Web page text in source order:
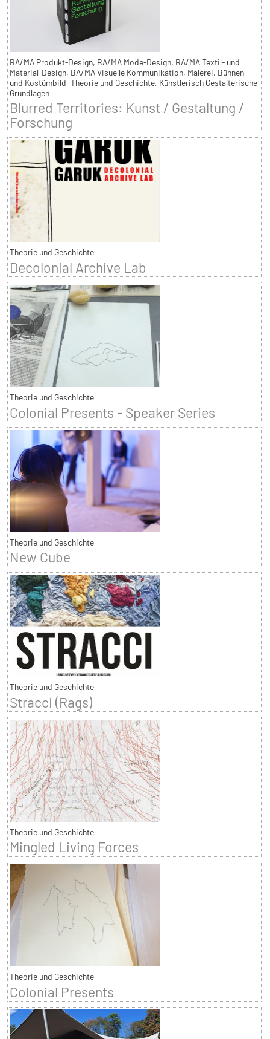
BA/MA Produkt-Design, BA/MA Mode-Design, BA/MA Textil- und
Material-Design, BA/MA Visuelle Kommunikation, Malerei, Bühnen-
und Kostümbild, Theorie und Geschichte, Künstlerisch Gestalterische
Grundlagen
Blurred Territories: Kunst / Gestaltung /
Forschung
Theorie und Geschichte
Decolonial Archive Lab
Theorie und Geschichte
Colonial Presents - Speaker Series
Theorie und Geschichte
New Cube
Theorie und Geschichte
Stracci (Rags)
Theorie und Geschichte
Mingled Living Forces
Theorie und Geschichte
Colonial Presents